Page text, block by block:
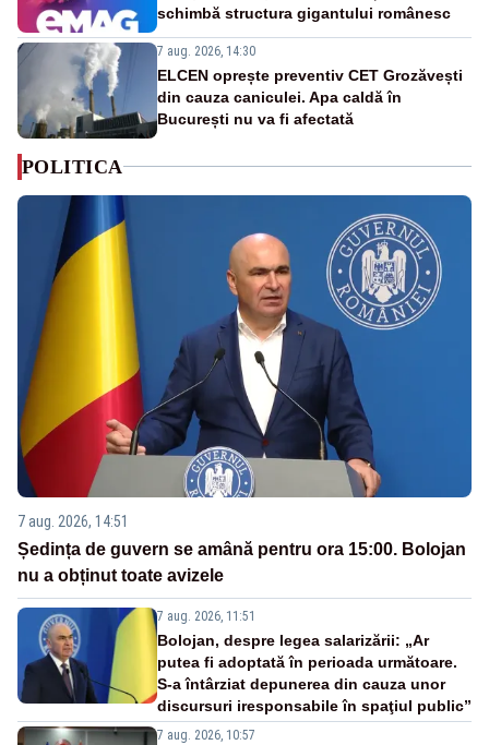
schimbă structura gigantului românesc
7 aug. 2026, 14:30
ELCEN oprește preventiv CET Grozăvești
din cauza caniculei. Apa caldă în
București nu va fi afectată
POLITICA
7 aug. 2026, 14:51
Ședința de guvern se amână pentru ora 15:00. Bolojan
nu a obținut toate avizele
7 aug. 2026, 11:51
Bolojan, despre legea salarizării: „Ar
putea fi adoptată în perioada următoare.
S-a întârziat depunerea din cauza unor
discursuri iresponsabile în spaţiul public”
7 aug. 2026, 10:57